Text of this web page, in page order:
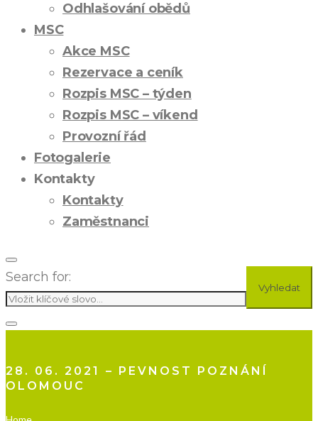
Odhlašování obědů
MSC
Akce MSC
Rezervace a ceník
Rozpis MSC – týden
Rozpis MSC – víkend
Provozní řád
Fotogalerie
Kontakty
Kontakty
Zaměstnanci
Search for:
Vyhledat
28. 06. 2021 – PEVNOST POZNÁNÍ
OLOMOUC